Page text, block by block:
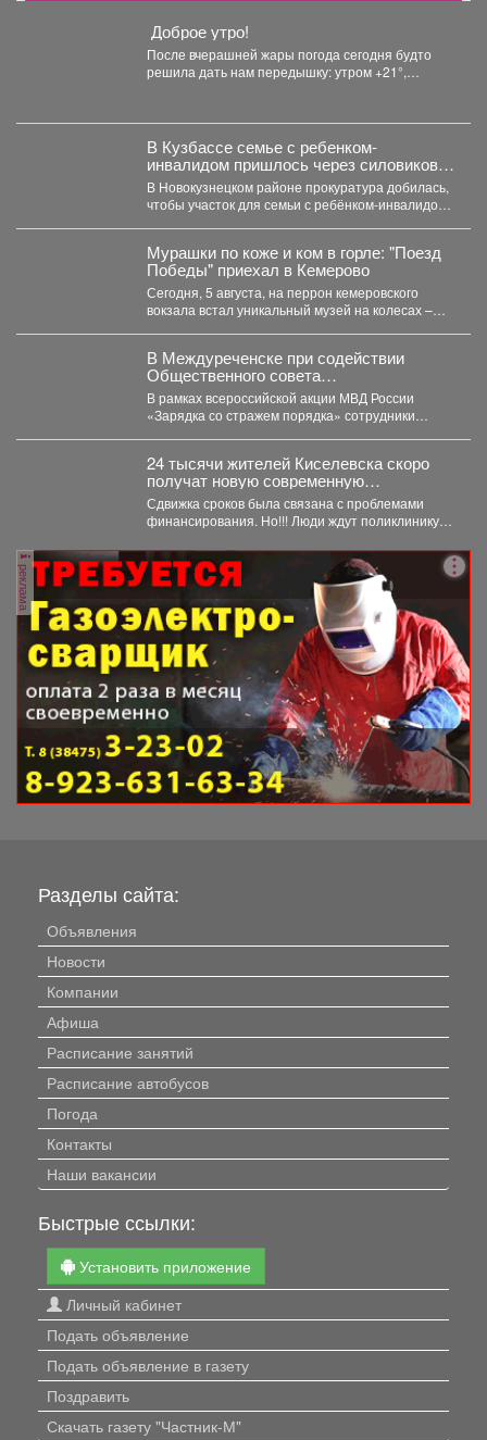
Доброе утро!
После вчерашней жары погода сегодня будто
решила дать нам передышку: утром +21°,
В Кузбассе семье с ребенком-
инвалидом пришлось через силовиков
просить воду в дом
В Новокузнецком районе прокуратура добилась,
чтобы участок для семьи с ребёнком-инвалидом
Мурашки по коже и ком в горле: "Поезд
Победы" приехал в Кемерово
Сегодня, 5 августа, на перрон кемеровского
вокзала встал уникальный музей на колесах –
В Междуреченске при содействии
Общественного совета
полицейские провели утреннюю зарядку
для детей из лагеря дневного
пребывания
В рамках всероссийской акции МВД России
«Зарядка со стражем порядка» сотрудники
24 тысячи жителей Киселевска скоро
получат новую современную
поликлинику.
Сдвижка сроков была связана с проблемами
финансирования. Но!!! Люди ждут поликлинику,
реклама
Разделы сайта:
Объявления
Новости
Компании
Афиша
Расписание занятий
Расписание автобусов
Погода
Контакты
Наши вакансии
Быстрые ссылки:
Установить приложение
Личный кабинет
Подать объявление
Подать объявление в газету
Поздравить
Скачать газету "Частник-М"